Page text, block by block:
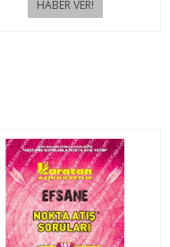
EĞ.
EĞ.
EĞ.